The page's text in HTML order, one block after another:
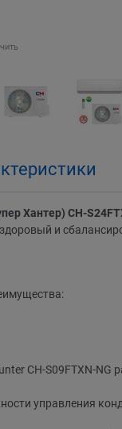
Хантер) CH-
и
CH-S09FTXN-NG
управления